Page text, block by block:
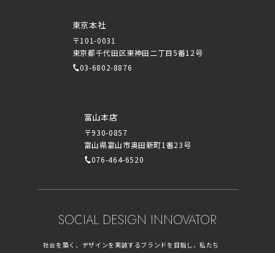
東京本社
〒101-0031
東京都千代田区東神田二丁目5番12号
03-6802-8876
富山本店
〒930-0857
富山県富山市奥田新町1番23号
076-464-6520
SOCIAL DESIGN INNOVATOR
社会を築く、デザインを実装するブランドを目指し、私たち